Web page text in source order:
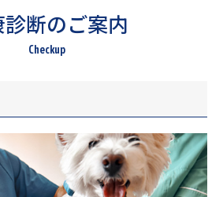
断のご案内
Checkup